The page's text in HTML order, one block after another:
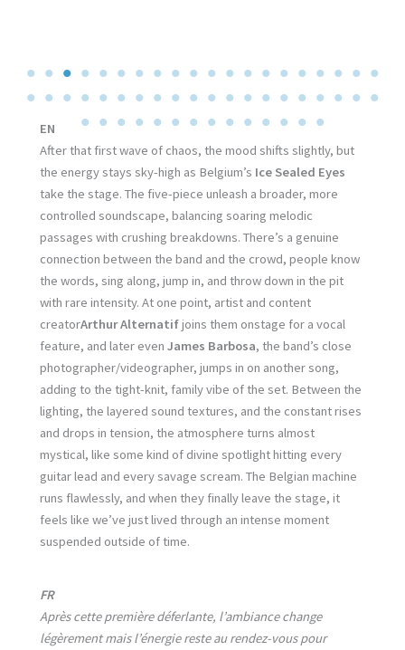
EN
After that first wave of chaos, the mood shifts slightly, but
the energy stays sky-high as Belgium’s Ice Sealed Eyes
take the stage. The five-piece unleash a broader, more
controlled soundscape, balancing soaring melodic
passages with crushing breakdowns. There’s a genuine
connection between the band and the crowd, people know
the words, sing along, jump in, and throw down in the pit
with rare intensity. At one point, artist and content
creatorArthur Alternatifjoins them onstage for a vocal
feature, and later evenJames Barbosa, the band’s close
photographer/videographer, jumps in on another song,
adding to the tight-knit, family vibe of the set. Between the
lighting, the layered sound textures, and the constant rises
and drops in tension, the atmosphere turns almost
mystical, like some kind of divine spotlight hitting every
guitar lead and every savage scream. The Belgian machine
runs flawlessly, and when they finally leave the stage, it
feels like we’ve just lived through an intense moment
suspended outside of time.
FR
Après cette première déferlante, l’ambiance change
légèrement mais l’énergie reste au rendez-vous pour